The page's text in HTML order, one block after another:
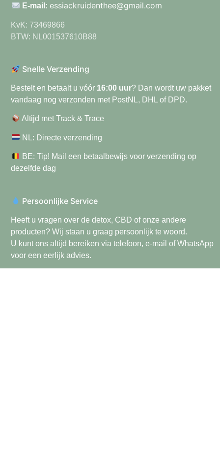
E-mail: essiackruidenthee@gmail.com
KvK: 73469866
BTW: NL001537610B88
Snelle Verzending
Bestelt en betaalt u vóór 16:00 uur? Dan wordt uw pakket
vandaag nog verzonden met PostNL, DHL of DPD.
Altijd met Track & Trace
NL: Directe verzending
BE: Tip! Mail een betaalbewijs voor verzending op
dezelfde dag
Persoonlijke Service
Heeft u vragen over de detox, CBD of onze andere
producten? Wij staan u graag persoonlijk te woord.
U kunt ons altijd bereiken via telefoon, e-mail of WhatsApp
voor een eerlijk advies.